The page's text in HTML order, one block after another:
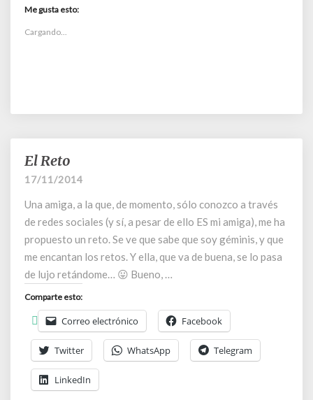
Me gusta esto:
Cargando...
El
Reto
El Reto
17/11/2014
Una amiga, a la que, de momento, sólo conozco a través
de redes sociales (y sí, a pesar de ello ES mi amiga), me ha
propuesto un reto. Se ve que sabe que soy géminis, y que
me encantan los retos. Y ella, que va de buena, se lo pasa
de lujo retándome… 😛 Bueno, …
Comparte esto:
Correo electrónico Facebook
Twitter WhatsApp Telegram
LinkedIn